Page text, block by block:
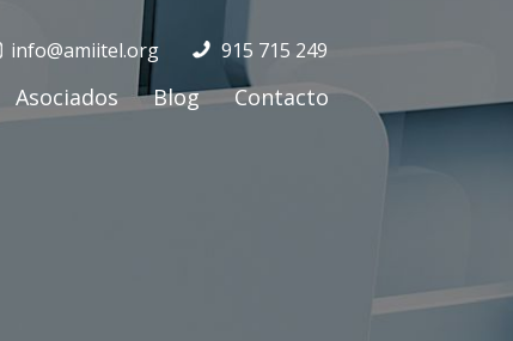
915 715 249
info@amiitel.org
Asociados Blog Contacto